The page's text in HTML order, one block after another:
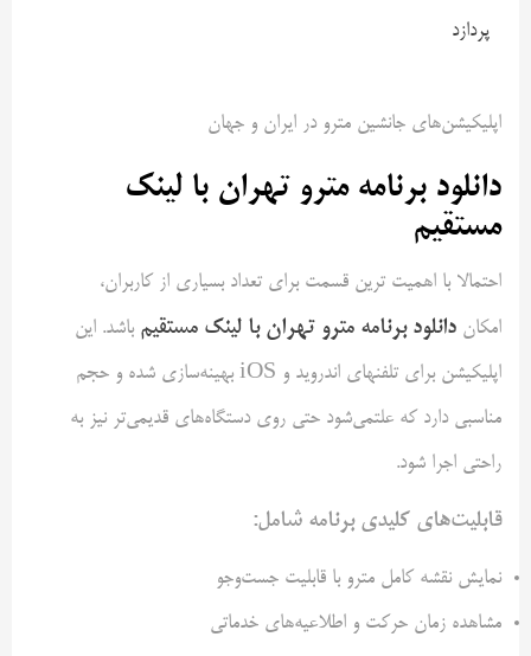
پردازد
اپلیکیشن‌های جانشین مترو در ایران و جهان
دانلود برنامه مترو تهران با لینک
مستقیم
احتمالا با اهمیت ترین قسمت برای تعداد بسیاری از کاربران،
امکان دانلود برنامه مترو تهران با لینک مستقیم باشد. این
اپلیکیشن برای تلفنهای اندروید و iOS بهینه‌سازی شده و حجم
مناسبی دارد که علتمی‌شود حتی روی دستگاه‌های قدیمی‌تر نیز به
راحتی اجرا شود.
قابلیت‌های کلیدی برنامه شامل:
نمایش نقشه کامل مترو با قابلیت جست‌وجو
مشاهده زمان حرکت و اطلاعیه‌های خدماتی